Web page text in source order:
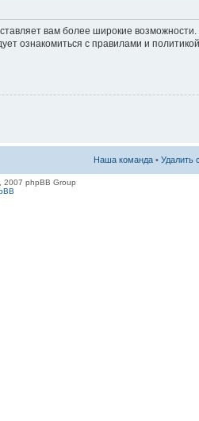
вам более широкие
ознакомиться с правилами и
Наша команда • Удалить
phpBB Group